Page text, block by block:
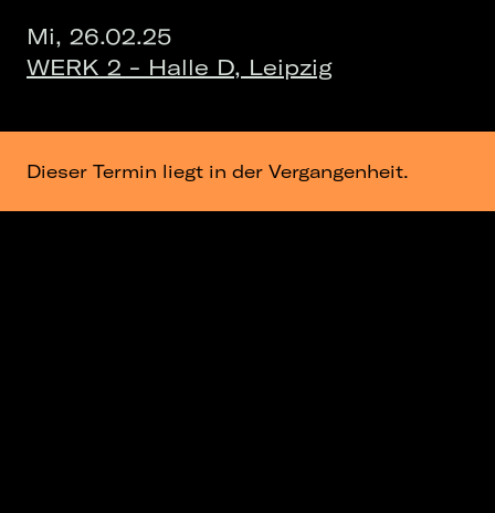
Mi, 26.02.25
WERK 2 - Halle D, Leipzig
Dieser Termin liegt in der Vergangenheit.